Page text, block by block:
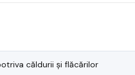
căldurii și flăcărilor